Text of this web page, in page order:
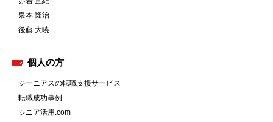
泉本 隆治
後藤 大暁
個人の方
ジーニアスの転職支援サービス
転職成功事例
シニア活用.com